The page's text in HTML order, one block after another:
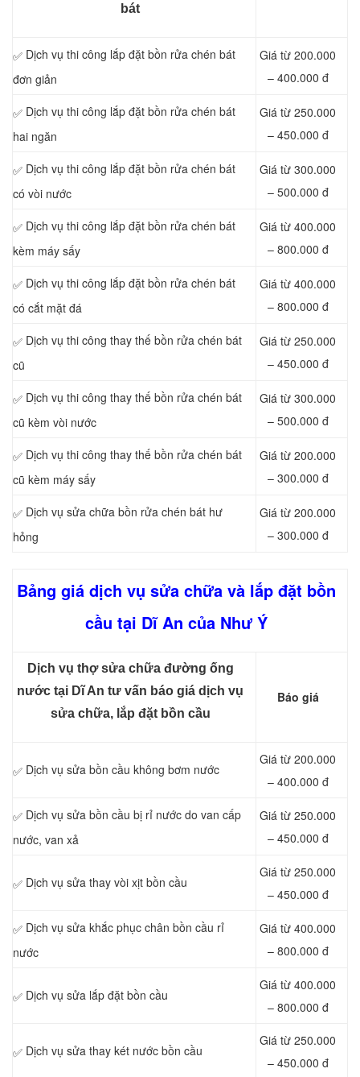
bát
✅ Dịch vụ thi công lắp đặt bồn rửa chén bát
đơn giản
Giá từ 200.000
– 400.000 đ
✅ Dịch vụ thi công lắp đặt bồn rửa chén bát
hai ngăn
Giá từ 250.000
– 450.000 đ
✅ Dịch vụ thi công lắp đặt bồn rửa chén bát
có vòi nước
Giá từ 300.000
– 500.000 đ
✅ Dịch vụ thi công lắp đặt bồn rửa chén bát
kèm máy sấy
Giá từ 400.000
– 800.000 đ
✅ Dịch vụ thi công lắp đặt bồn rửa chén bát
có cắt mặt đá
Giá từ 400.000
– 800.000 đ
✅ Dịch vụ thi công thay thế bồn rửa chén bát
cũ
Giá từ 250.000
– 450.000 đ
✅ Dịch vụ thi công thay thế bồn rửa chén bát
cũ kèm vòi nước
Giá từ 300.000
– 500.000 đ
✅ Dịch vụ thi công thay thế bồn rửa chén bát
cũ kèm máy sấy
Giá từ 200.000
– 300.000 đ
✅ Dịch vụ sửa chữa bồn rửa chén bát hư
hỏng
Giá từ 200.000
– 300.000 đ
Bảng giá dịch vụ sửa chữa và lắp đặt bồn
cầu tại Dĩ An của Như Ý
Dịch vụ thợ sửa chữa đường ống
nước tại Dĩ An tư vấn báo giá dịch vụ
sửa chữa, lắp đặt bồn cầu
Báo giá
✅ Dịch vụ sửa bồn cầu không bơm nước
Giá từ 200.000
– 400.000 đ
✅ Dịch vụ sửa bồn cầu bị rỉ nước do van cấp
nước, van xả
Giá từ 250.000
– 450.000 đ
✅ Dịch vụ sửa thay vòi xịt bồn cầu
Giá từ 250.000
– 450.000 đ
✅ Dịch vụ sửa khắc phục chân bồn cầu rỉ
nước
Giá từ 400.000
– 800.000 đ
✅ Dịch vụ sửa lắp đặt bồn cầu
Giá từ 400.000
– 800.000 đ
✅ Dịch vụ sửa thay két nước bồn cầu
Giá từ 250.000
– 450.000 đ